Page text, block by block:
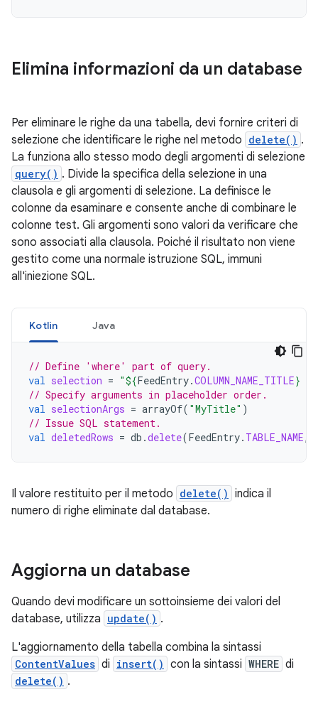
Elimina informazioni da un database
Per eliminare le righe da una tabella, devi fornire criteri di
selezione che identificare le righe nel metodo delete() .
La funziona allo stesso modo degli argomenti di selezione
query() . Divide la specifica della selezione in una
clausola e gli argomenti di selezione. La definisce le
colonne da esaminare e consente anche di combinare le
colonne test. Gli argomenti sono valori da verificare che
sono associati alla clausola. Poiché il risultato non viene
gestito come una normale istruzione SQL, immuni
all'iniezione SQL.
Kotlin Java
// Define 'where' part of query.
val selection = "${FeedEntry.COLUMN_NAME_TITLE}
// Specify arguments in placeholder order.
val selectionArgs = arrayOf( "MyTitle" )
// Issue SQL statement.
val deletedRows = db .delete(FeedEntry. TABLE_NAME,
Il valore restituito per il metodo delete() indica il
numero di righe eliminate dal database.
Aggiorna un database
Quando devi modificare un sottoinsieme dei valori del
database, utilizza update() .
L'aggiornamento della tabella combina la sintassi
ContentValues di insert() con la sintassi WHERE di
delete() .